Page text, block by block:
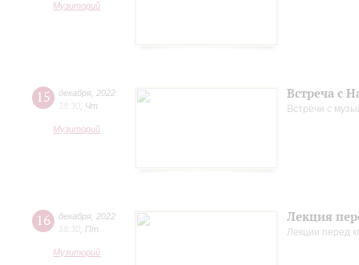
Музиторий
15 декабря 2022
18:30 Чт
Музиторий
Встреча с
Встречи с
16 декабря 2022
18:30 Пт
Музиторий
Лекция
Лекции перед